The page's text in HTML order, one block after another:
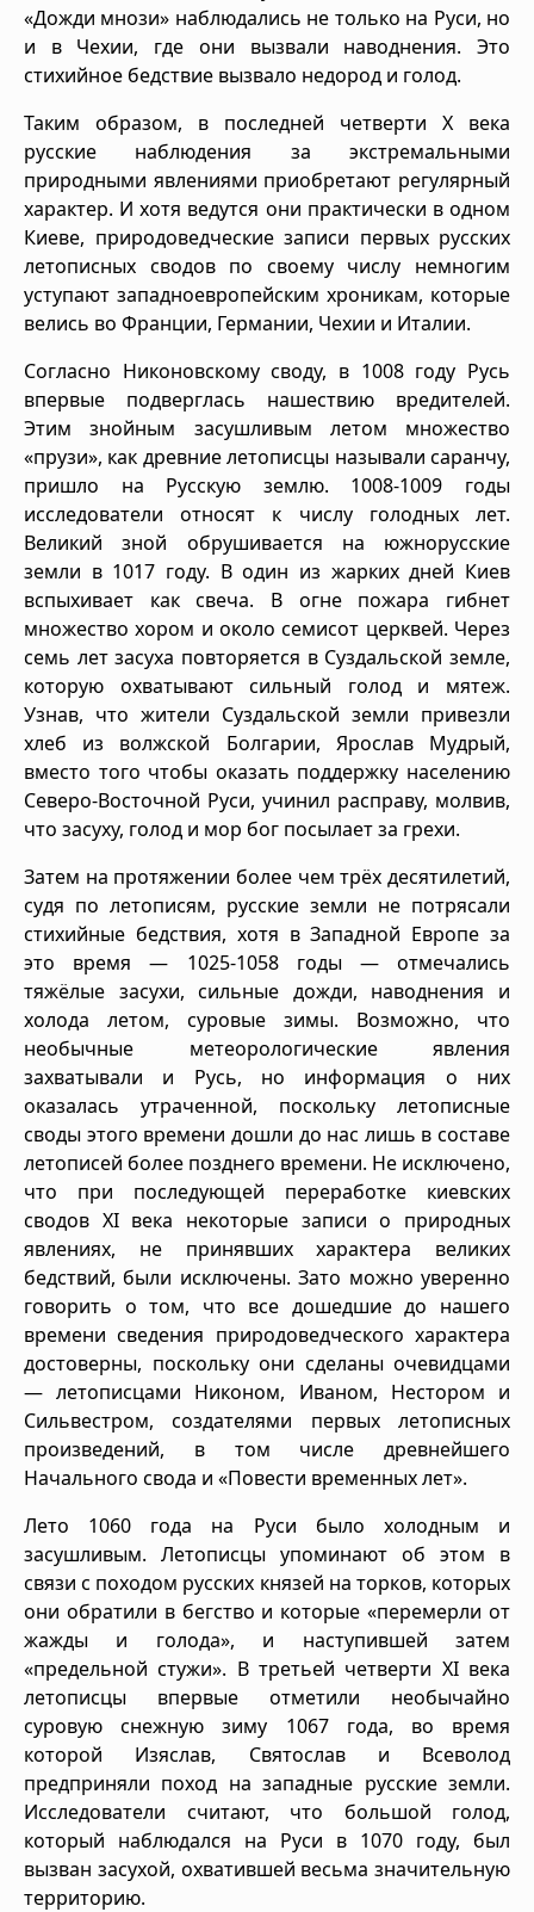
«Дожди мнози» наблюдались не только на Руси, но
и в Чехии, где они вызвали наводнения. Это
стихийное бедствие вызвало недород и голод.
Таким образом, в последней четверти X века
русские наблюдения за экстремальными
природными явлениями приобретают регулярный
характер. И хотя ведутся они практически в одном
Киеве, природоведческие записи первых русских
летописных сводов по своему числу немногим
уступают западноевропейским хроникам, которые
велись во Франции, Германии, Чехии и Италии.
Согласно Никоновскому своду, в 1008 году Русь
впервые подверглась нашествию вредителей.
Этим знойным засушливым летом множество
«прузи», как древние летописцы называли саранчу,
пришло на Русскую землю. 1008-1009 годы
исследователи относят к числу голодных лет.
Великий зной обрушивается на южнорусские
земли в 1017 году. В один из жарких дней Киев
вспыхивает как свеча. В огне пожара гибнет
множество хором и около семисот церквей. Через
семь лет засуха повторяется в Суздальской земле,
которую охватывают сильный голод и мятеж.
Узнав, что жители Суздальской земли привезли
хлеб из волжской Болгарии, Ярослав Мудрый,
вместо того чтобы оказать поддержку населению
Северо-Восточной Руси, учинил расправу, молвив,
что засуху, голод и мор бог посылает за грехи.
Затем на протяжении более чем трёх десятилетий,
судя по летописям, русские земли не потрясали
стихийные бедствия, хотя в Западной Европе за
это время — 1025-1058 годы — отмечались
тяжёлые засухи, сильные дожди, наводнения и
холода летом, суровые зимы. Возможно, что
необычные метеорологические явления
захватывали и Русь, но информация о них
оказалась утраченной, поскольку летописные
своды этого времени дошли до нас лишь в составе
летописей более позднего времени. Не исключено,
что при последующей переработке киевских
сводов XI века некоторые записи о природных
явлениях, не принявших характера великих
бедствий, были исключены. Зато можно уверенно
говорить о том, что все дошедшие до нашего
времени сведения природоведческого характера
достоверны, поскольку они сделаны очевидцами
— летописцами Никоном, Иваном, Нестором и
Сильвестром, создателями первых летописных
произведений, в том числе древнейшего
Начального свода и «Повести временных лет».
Лето 1060 года на Руси было холодным и
засушливым. Летописцы упоминают об этом в
связи с походом русских князей на торков, которых
они обратили в бегство и которые «перемерли от
жажды и голода», и наступившей затем
«предельной стужи». В третьей четверти XI века
летописцы впервые отметили необычайно
суровую снежную зиму 1067 года, во время
которой Изяслав, Святослав и Всеволод
предприняли поход на западные русские земли.
Исследователи считают, что большой голод,
который наблюдался на Руси в 1070 году, был
вызван засухой, охватившей весьма значительную
территорию.